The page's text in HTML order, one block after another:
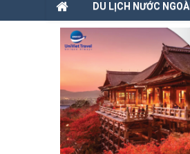
DU LỊCH NƯỚC NGOÀI